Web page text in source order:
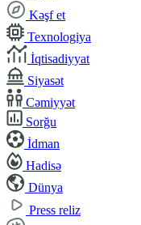
Kəşf et
Texnologiya
İqtisadiyyat
Siyasət
Cəmiyyət
Sorğu
İdman
Hadisə
Dünya
Press reliz